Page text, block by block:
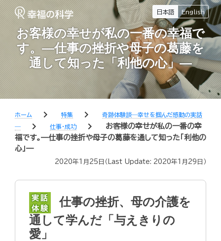
日本語 English
お客様の幸せが私の一番の幸福で
す。—仕事の挫折や母子の葛藤を
通して知った「利他の心」—
ホーム chevron_right 特集 chevron_right
奇跡体験談―幸せを掴んだ感動の実話
―
chevron_right 仕事・成功 chevron_right
お客様の幸せが私の一番の幸
福です。—仕事の挫折や母子の葛藤を通して知った「利他の
心」—
2020年1月25日 （Last Update: 2020年1月29日 ）
仕事の挫折、母の介護を
通して学んだ「与えきりの
愛」